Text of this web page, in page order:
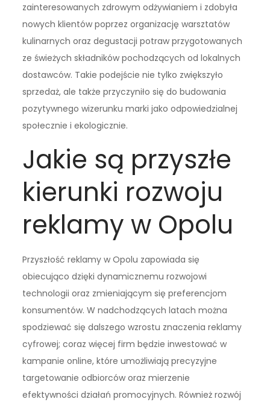
zainteresowanych zdrowym odżywianiem i zdobyła
nowych klientów poprzez organizację warsztatów
kulinarnych oraz degustacji potraw przygotowanych
ze świeżych składników pochodzących od lokalnych
dostawców. Takie podejście nie tylko zwiększyło
sprzedaż, ale także przyczyniło się do budowania
pozytywnego wizerunku marki jako odpowiedzialnej
społecznie i ekologicznie.
Jakie są przyszłe
kierunki rozwoju
reklamy w Opolu
Przyszłość reklamy w Opolu zapowiada się
obiecująco dzięki dynamicznemu rozwojowi
technologii oraz zmieniającym się preferencjom
konsumentów. W nadchodzących latach można
spodziewać się dalszego wzrostu znaczenia reklamy
cyfrowej; coraz więcej firm będzie inwestować w
kampanie online, które umożliwiają precyzyjne
targetowanie odbiorców oraz mierzenie
efektywności działań promocyjnych. Również rozwój